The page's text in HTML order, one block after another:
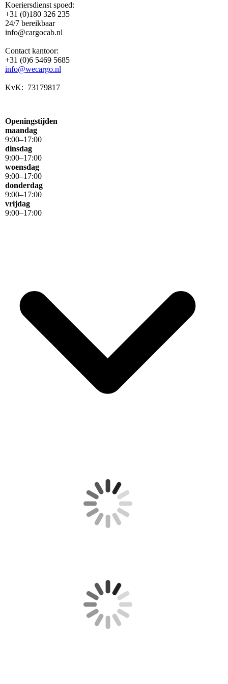
Koeriersdienst spoed:
+31 (0)180 326 235
24/7 bereikbaar
info@cargocab.nl
Contact kantoor:
+31 (0)6 5469 5685
info@wecargo.nl
KvK: 73179817
Openingstijden
maandag
9:00–17:00
dinsdag
9:00–17:00
woensdag
9:00–17:00
donderdag
9:00–17:00
vrijdag
9:00–17:00